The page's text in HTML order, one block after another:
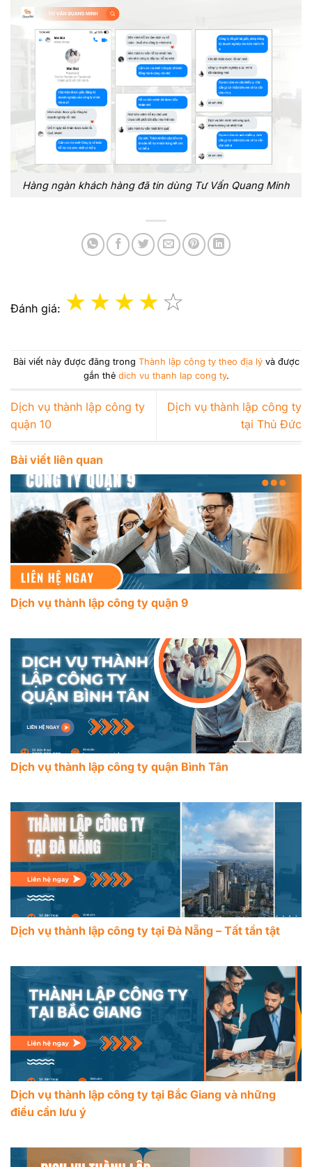
Hàng ngàn khách hàng đã tin dùng Tư Vấn Quang Minh
Đánh giá:
Bài viết này được đăng trong Thành lập công ty theo địa lývà được
gắn thẻ dich vu thanh lap cong ty.
Dịch vụ thành lập công ty
quận 10
Dịch vụ thành lập công ty
tại Thủ Đức
Bài viết liên quan
Dịch vụ thành lập công ty quận 9
Dịch vụ thành lập công ty quận Bình Tân
Dịch vụ thành lập công ty tại Đà Nẵng – Tất tần tật
Dịch vụ thành lập công ty tại Bắc Giang và những
điều cần lưu ý